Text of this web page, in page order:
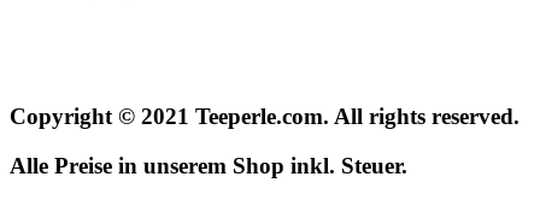
Copyright © 2021 Teeperle.com. All rights reserved.
Alle Preise in unserem Shop inkl. Steuer.